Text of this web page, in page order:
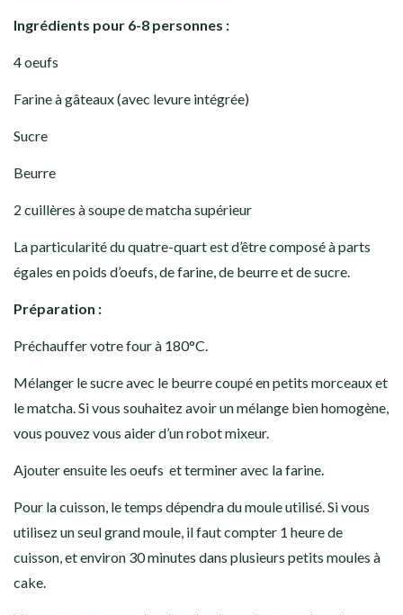
Ingrédients pour 6-8 personnes :
4 oeufs
Farine à gâteaux (avec levure intégrée)
Sucre
Beurre
2 cuillères à soupe de matcha supérieur
La particularité du quatre-quart est d’être composé à parts
égales en poids d’oeufs, de farine, de beurre et de sucre.
Préparation :
Préchauffer votre four à 180°C.
Mélanger le sucre avec le beurre coupé en petits morceaux et
le matcha. Si vous souhaitez avoir un mélange bien homogène,
vous pouvez vous aider d’un robot mixeur.
Ajouter ensuite les oeufs et terminer avec la farine.
Pour la cuisson, le temps dépendra du moule utilisé. Si vous
utilisez un seul grand moule, il faut compter 1 heure de
cuisson, et environ 30 minutes dans plusieurs petits moules à
cake.